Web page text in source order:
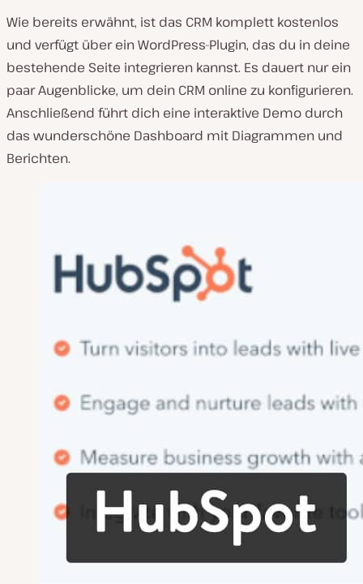
Wie bereits erwähnt, ist das CRM komplett kostenlos
und verfügt über ein WordPress-Plugin, das du in deine
bestehende Seite integrieren kannst. Es dauert nur ein
paar Augenblicke, um dein CRM online zu konfigurieren.
Anschließend führt dich eine interaktive Demo durch
das wunderschöne Dashboard mit Diagrammen und
Berichten.